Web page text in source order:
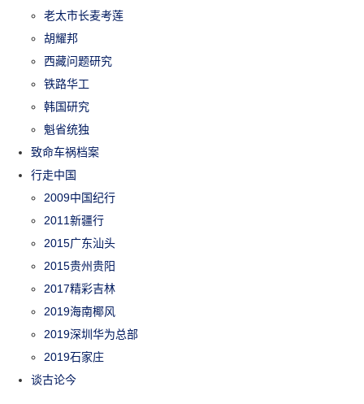
老太市长麦考莲
胡耀邦
西藏问题研究
铁路华工
韩国研究
魁省统独
致命车祸档案
行走中国
2009中国纪行
2011新疆行
2015广东汕头
2015贵州贵阳
2017精彩吉林
2019海南椰风
2019深圳华为总部
2019石家庄
谈古论今